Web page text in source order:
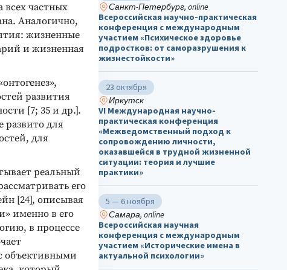
всех частных
Аналогично,
жизненные
и жизненная
развития
[7; 35 и др.].
развито для
для
реальный
его
[24], описывая
именно в его
в процессе
объективными
Санкт-Петербург, online
Всероссийская научно-практическая
конференция с международным
участием «Психическое здоровье
подростков: от саморазрушения к
жизнестойкости»
23 октября
Иркутск
VI Международная научно-
практическая конференция
«Межведомственный подход к
сопровождению личности,
оказавшейся в трудной жизненной
ситуации: теория и лучшие
практики»
5 — 6 ноября
Самара, online
Всероссийская научная
конференция с международным
участием «Исторические имена в
актуальной психологии»